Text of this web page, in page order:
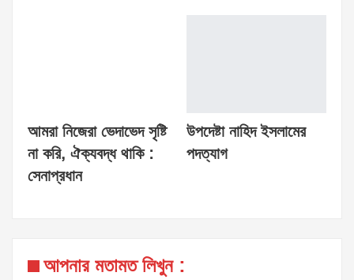
আমরা নিজেরা ভেদাভেদ সৃষ্টি
না করি, ঐক্যবদ্ধ থাকি :
সেনাপ্রধান
উপদেষ্টা নাহিদ ইসলামের
পদত্যাগ
আপনার মতামত লিখুন :